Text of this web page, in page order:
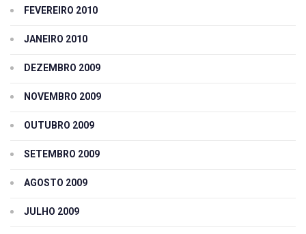
FEVEREIRO 2010
JANEIRO 2010
DEZEMBRO 2009
NOVEMBRO 2009
OUTUBRO 2009
SETEMBRO 2009
AGOSTO 2009
JULHO 2009